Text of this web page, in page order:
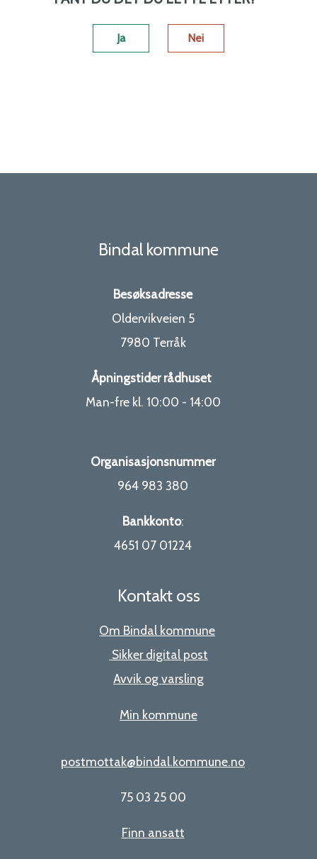
Ja Nei
Bindal kommune
Besøksadresse
Oldervikveien 5
7980 Terråk
Åpningstider rådhuset
Man-fre kl. 10:00 - 14:00
Organisasjonsnummer
964 983 380
Bankkonto:
4651 07 01224
Kontakt oss
Om Bindal kommune
Sikker digital post
Avvik og varsling
Min kommune
postmottak@bindal.kommune.no
75 03 25 00
Finn ansatt